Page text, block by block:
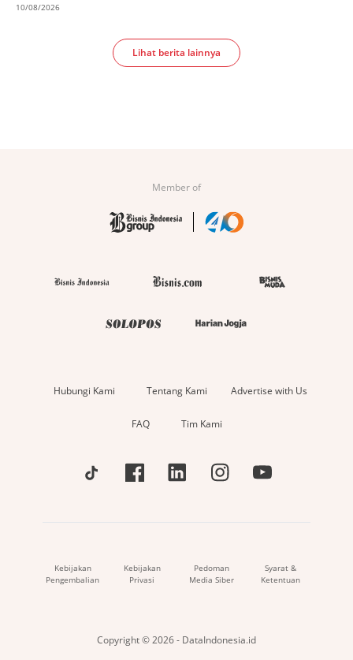
10/08/2026
Lihat berita lainnya
Member of
Hubungi Kami Tentang Kami Advertise with Us
FAQ Tim Kami
Kebijakan
Pengembalian
Kebijakan
Privasi
Pedoman
Media Siber
Syarat &
Ketentuan
Copyright © 2026 - DataIndonesia.id